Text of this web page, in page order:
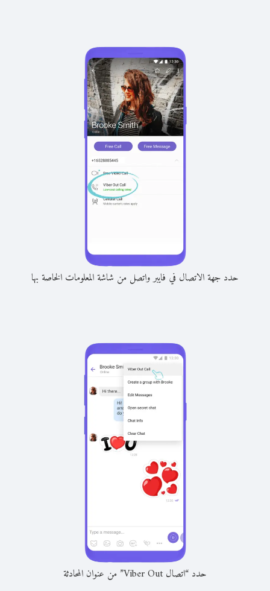
حدد جهة الاتصال في فايبر واتصل من شاشة المعلومات الخاصة بها
حدد “اتصال Viber Out” من عنوان المحادثة